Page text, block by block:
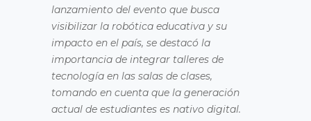
lanzamiento del evento que busca
visibilizar la robótica educativa y su
impacto en el país, se destacó la
importancia de integrar talleres de
tecnología en las salas de clases,
tomando en cuenta que la generación
actual de estudiantes es nativo digital.